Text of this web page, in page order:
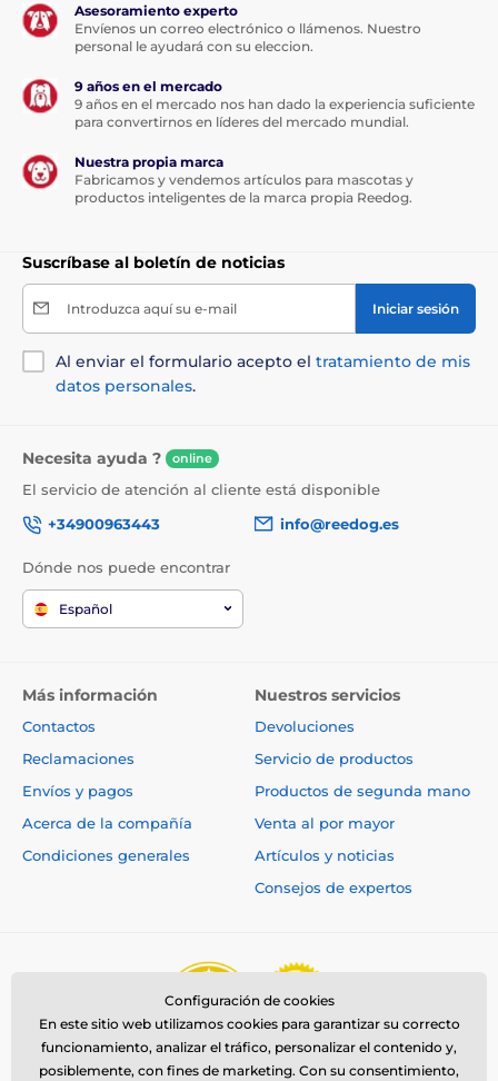
Asesoramiento experto
Envíenos un correo electrónico o llámenos. Nuestro
personal le ayudará con su eleccion.
9 años en el mercado
9 años en el mercado nos han dado la experiencia suficiente
para convertirnos en líderes del mercado mundial.
Nuestra propia marca
Fabricamos y vendemos artículos para mascotas y
productos inteligentes de la marca propia Reedog.
Suscríbase al boletín de noticias
Introduzca aquí su e-mail Iniciar sesión
Al enviar el formulario acepto el tratamiento de mis
datos personales.
Necesita ayuda ? online
El servicio de atención al cliente está disponible
+34900963443
info@reedog.es
Dónde nos puede encontrar
Español
Más información
Contactos
Reclamaciones
Envíos y pagos
Acerca de la compañía
Condiciones generales
Nuestros servicios
Devoluciones
Servicio de productos
Productos de segunda mano
Venta al por mayor
Artículos y noticias
Consejos de expertos
Configuración de cookies
En este sitio web utilizamos cookies para garantizar su correcto
funcionamiento, analizar el tráfico, personalizar el contenido y,
posiblemente, con fines de marketing. Con su consentimiento,